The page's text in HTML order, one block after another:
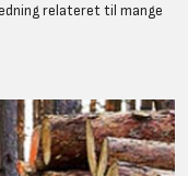
relateret til mange